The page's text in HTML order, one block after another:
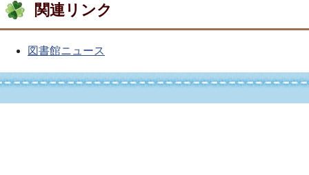
関連リンク
図書館ニュース